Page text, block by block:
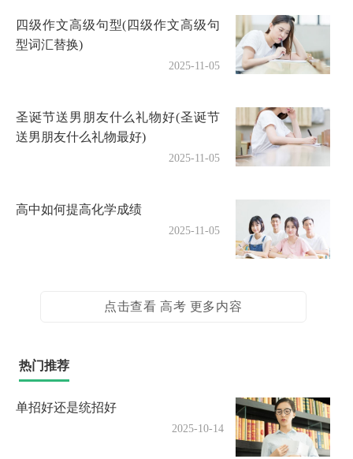
四级作文高级句型(四级作文高级句
型词汇替换)
2025-11-05
圣诞节送男朋友什么礼物好(圣诞节
送男朋友什么礼物最好)
2025-11-05
高中如何提高化学成绩
2025-11-05
点击查看 高考 更多内容
热门推荐
单招好还是统招好
2025-10-14